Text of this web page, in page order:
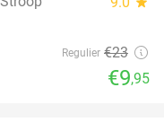
Regulier €23
€9,95